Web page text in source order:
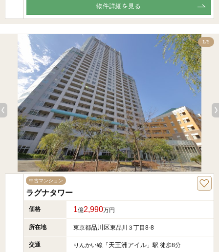
物件詳細を見る
1/5
中古マンション
ラグナタワー
価格 1億2,990万円
所在地 東京都品川区東品川３丁目8-8
交通 りんかい線「 天王洲アイル 」駅 徒歩8分